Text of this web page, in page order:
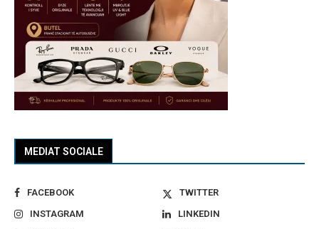
MEDIAT SOCIALE
FACEBOOK
TWITTER
INSTAGRAM
LINKEDIN